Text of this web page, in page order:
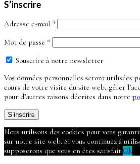
S’inscrire
Adresse e-mail *Obligatoire
Mot de passe *Obligatoire
Souscrire à notre newsletter
Vos données personnelles seront utilisées
cours de votre visite du site web, gérer
pour d’autres raisons décrites dans notre
S’inscrire
Nous utilisons des cookies pour vous
sur notre site web. Si vous continuez à
supposerons que vous en êtes satisfait.Ok